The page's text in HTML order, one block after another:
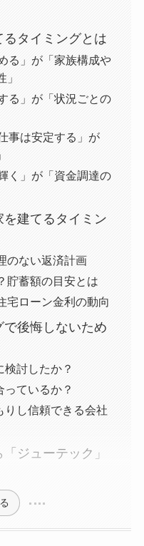
タイミングとは
る」が「家族構成や
る」が「状況ごとの
事は安定する」が
く」が「資金調達の
建てるタイミン
のない返済計画
貯蓄額の目安とは
宅ローン金利の動向
後悔しないため
検討したか？
っているか？
りし信頼できる会社
ジューテック」